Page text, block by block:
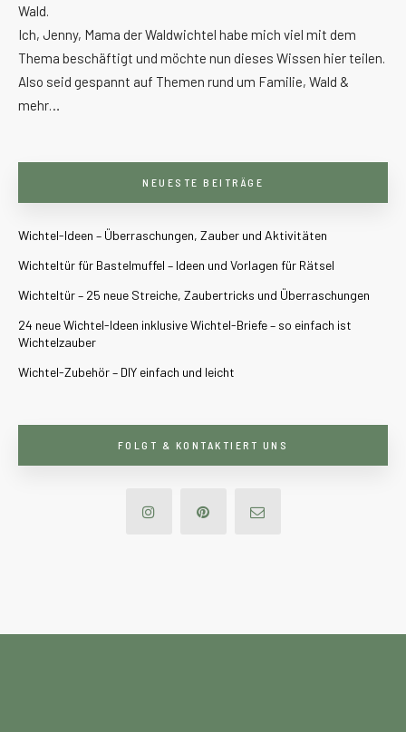
Wald.
Ich, Jenny, Mama der Waldwichtel habe mich viel mit dem
Thema beschäftigt und möchte nun dieses Wissen hier teilen.
Also seid gespannt auf Themen rund um Familie, Wald &
mehr…
NEUESTE BEITRÄGE
Wichtel-Ideen – Überraschungen, Zauber und Aktivitäten
Wichteltür für Bastelmuffel – Ideen und Vorlagen für Rätsel
Wichteltür – 25 neue Streiche, Zaubertricks und Überraschungen
24 neue Wichtel-Ideen inklusive Wichtel-Briefe – so einfach ist
Wichtelzauber
Wichtel-Zubehör – DIY einfach und leicht
FOLGT & KONTAKTIERT UNS